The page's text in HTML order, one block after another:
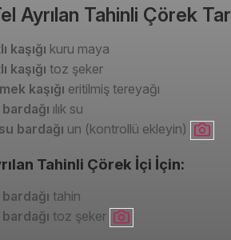
Ayrılan Tahinli Çörek
kaşığı kuru maya
kaşığı toz şeker
kaşığı eritilmiş tereyağı
ılık su
bardağı un (kontrollü ekleyin)
Tahinli Çörek İçi İçin:
tahin
toz şeker